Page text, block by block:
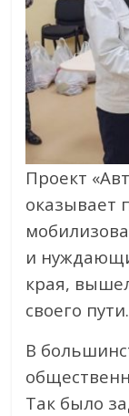
Проект
оказывает
и
края,
своего пути.
В
Так было